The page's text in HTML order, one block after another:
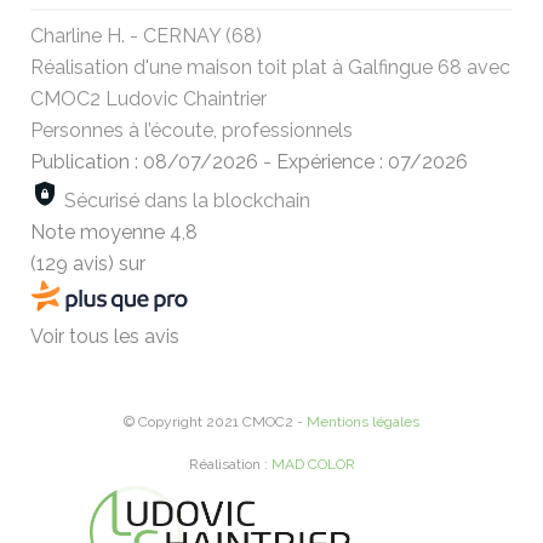
Charline H. - CERNAY (68)
Réalisation d'une maison toit plat à Galfingue 68 avec
CMOC2 Ludovic Chaintrier
Personnes à l’écoute, professionnels
Publication : 08/07/2026 - Expérience : 07/2026
Sécurisé dans la blockchain
Note moyenne 4,8
(129 avis) sur
Voir tous les avis
© Copyright 2021 CMOC2 - Mentions légales
Réalisation : MAD COLOR